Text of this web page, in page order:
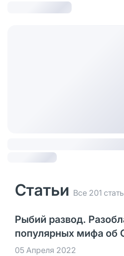
Статьи Все 201
Рыбий развод.
популярных мифа об
05 Апреля 2022